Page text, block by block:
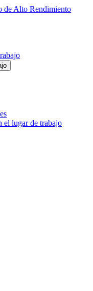
de Alto Rendimiento
el lugar de trabajo